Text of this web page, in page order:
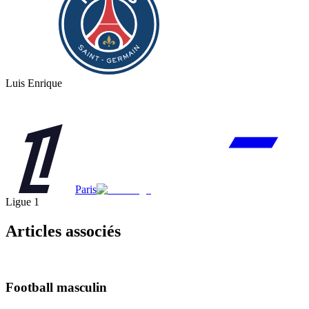
Luis Enrique
Paris
Ligue 1
Articles associés
Football masculin